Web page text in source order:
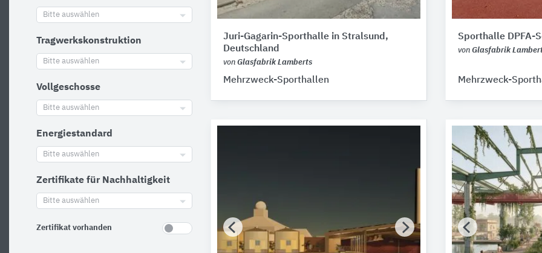
Bitte auswählen
Tragwerkskonstruktion
Bitte auswählen
Vollgeschosse
Bitte auswählen
Energiestandard
Bitte auswählen
Zertifikate für Nachhaltigkeit
Bitte auswählen
Zertifikat vorhanden
Juri-Gagarin-Sporthalle in Stralsund,
Deutschland
von Glasfabrik Lamberts
Mehrzweck-Sporthallen
Sporthalle DPFA-
von Glasfabrik
Mehrzweck-